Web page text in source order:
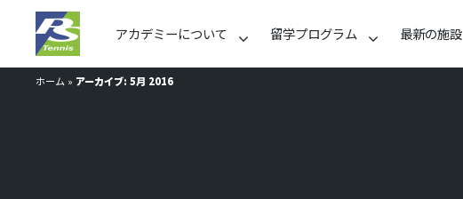
アカデミーについて 留学プログラム 最新の施設
ホーム » アーカイブ: 5月 2016